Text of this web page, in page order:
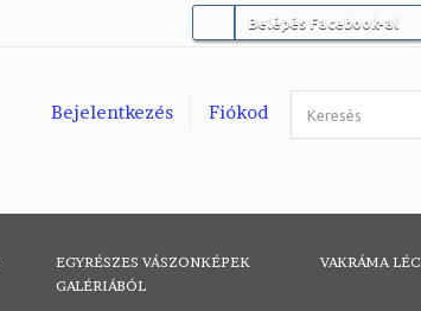
Belépés Facebook-al
Fiókod
Bejelentkezés
EGYRÉSZES VÁSZONKÉPEK
GALÉRIÁBÓL
VAKRÁMA